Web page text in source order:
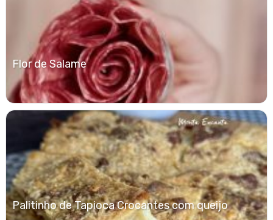
Flor de Salame
Palitinho de Tapioca Crocantes com queijo